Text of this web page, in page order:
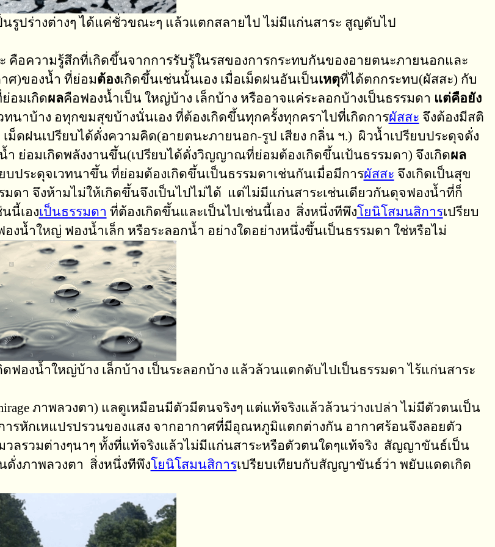
รูปร่างต่างๆ ได้แค่ชั่วขณะๆ แล้วแตกสลายไป ไม่มีแก่นสาระ สูญดับไป
คือความรู้สึกที่เกิดขึ้นจากการรับรู้ในรสของการกระทบกันของอายตนะภายนอกและ
ศ)ของน้ำ ที่ย่อมต้องเกิดขึ้นเช่นนั้นเอง เมื่อเม็ดฝนอันเป็นเหตุที่ได้ตกกระทบ(ผัสสะ) กับ
อมเกิดผลคือฟองน้ำเป็น ใหญ่บ้าง เล็กบ้าง หรืออาจแค่ระลอกบ้างเป็นธรรมดา แต่คือยัง
ทนาบ้าง อทุกขมสุขบ้างนั่นเอง ที่ต้องเกิดขึ้นทุกครั้งทุกคราไปที่เกิดการผัสสะ จึงต้องมีสติ
ดฝนเปรียบได้ดั่งความคิด(อายตนะภายนอก-รูป เสียง กลิ่น ฯ.) ผิวน้ำเปรียบประดุจดั่ง
ย่อมเกิดพลังงานขึ้น(เปรียบได้ดั่งวิญญาณที่ย่อมต้องเกิดขึ้นเป้นธรรมดา) จึงเกิดผล
บประดุจเวทนาขึ้น ที่ย่อมต้องเกิดขึ้นเป็นธรรมดาเช่นกันเมื่อมีการผัสสะ จึงเกิดเป็นสุข
ดา จึงห้ามไม่ให้เกิดขึ้นจึงเป็นไปไม่ได้ แต่ไม่มีแก่นสาระเช่นเดียวกันดุจฟองน้ำที่ก็
นี้เองเป็นธรรมดา ที่ต้องเกิดขึ้นและเป็นไปเช่นนี้เอง สิ่งหนึ่งทีพึงโยนิโสมนสิการเปรียบ
งน้ำใหญ่ ฟองน้ำเล็ก หรือระลอกน้ำ อย่างใดอย่างหนึ่งขึ้นเป็นธรรมดา ใช่หรือไม่
ฟองน้ำใหญ่บ้าง เล็กบ้าง เป็นระลอกบ้าง แล้วล้วนแตกดับไปเป็นธรรมดา ไร้แก่นสาระ
ภาพลวงตา) แลดูเหมือนมีตัวมีตนจริงๆ แต่แท้จริงแล้วล้วนว่างเปล่า ไม่มีตัวตนเป็น
รหักเหแปรปรวนของแสง จากอากาศที่มีอุณหภูมิแตกต่างกัน อากาศร้อนจึงลอยตัว
วลรวมต่างๆนาๆ ทั้งที่แท้จริงแล้วไม่มีแก่นสาระหรือตัวตนใดๆแท้จริง สัญญาขันธ์เป็น
ดั่งภาพลวงตา สิ่งหนึ่งทีพึงโยนิโสมนสิการเปรียบเทียบกับสัญญาขันธ์ว่า พยับแดดเกิด